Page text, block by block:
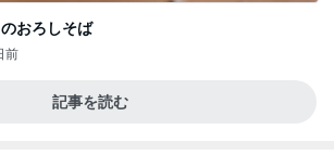
おろしそば
前
記事を読む